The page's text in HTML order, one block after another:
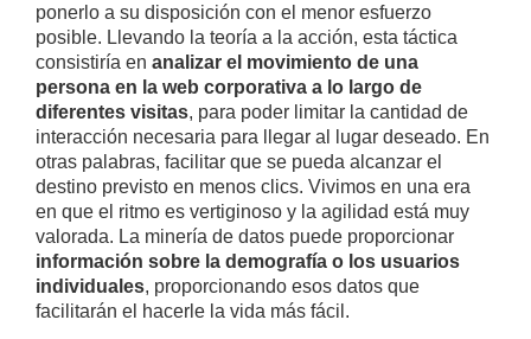
ponerlo a su disposición con el menor esfuerzo
posible. Llevando la teoría a la acción, esta táctica
consistiría en analizar el movimiento de una
persona en la web corporativa a lo largo de
diferentes visitas, para poder limitar la cantidad de
interacción necesaria para llegar al lugar deseado. En
otras palabras, facilitar que se pueda alcanzar el
destino previsto en menos clics. Vivimos en una era
en que el ritmo es vertiginoso y la agilidad está muy
valorada. La minería de datos puede proporcionar
información sobre la demografía o los usuarios
individuales, proporcionando esos datos que
facilitarán el hacerle la vida más fácil.